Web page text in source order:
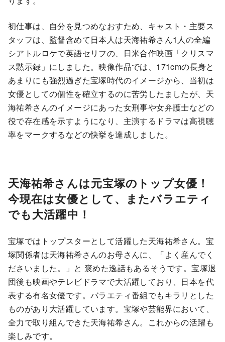
初仕事は、自分を見つめなおすため、キャスト・主要ス
タッフは、監督含めて日本人は天海祐希さん1人の全編
シアトルロケで英語セリフの、日米合作映画「クリスマ
ス黙示録」にしました。映像作品では、171cmの長身と
あまりにも強烈過ぎた宝塚時代のイメージから、当初は
女優としての個性を確立するのに苦労したましたが、天
海祐希さんのイメージにあった女刑事や女弁護士などの
役で存在感を示すようになり、主演するドラマは高視聴
率をマークするなどの快挙を達成しました。
天海祐希さんは元宝塚のトップ女優！
今現在は女優として、またバラエティ
でも大活躍中！
宝塚ではトップスターとして活躍した天海祐希さん。宝
塚関係者は天海祐希さんのお母さんに、「よく産んでく
ださいました。」と 褒めた逸話もあるそうです。宝塚退
団後も映画やテレビドラマで大活躍しており、日本を代
表する有名女優です。バラエティ番組でもキラリとした
ものがあり大活躍しています。宝塚や芸能界において、
全力で取り組んできた天海祐希さん。これからの活躍も
楽しみです。